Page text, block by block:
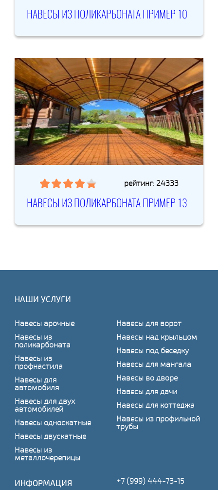
НАВЕСЫ ИЗ ПОЛИКАРБОНАТА ПРИМЕР 10
рейтинг: 24333
НАВЕСЫ ИЗ ПОЛИКАРБОНАТА ПРИМЕР 13
НАШИ УСЛУГИ
Навесы арочные
Навесы из
поликарбоната
Навесы из
профнастила
Навесы для
автомобиля
Навесы для двух
автомобилей
Навесы односкатные
Навесы двускатные
Навесы из
металлочерепицы
Навесы для ворот
Навесы над крыльцом
Навесы под беседку
Навесы для мангала
Навесы во дворе
Навесы для дачи
Навесы для коттеджа
Навесы из профильной
трубы
ИНФОРМАЦИЯ +7 (999) 444-73-15